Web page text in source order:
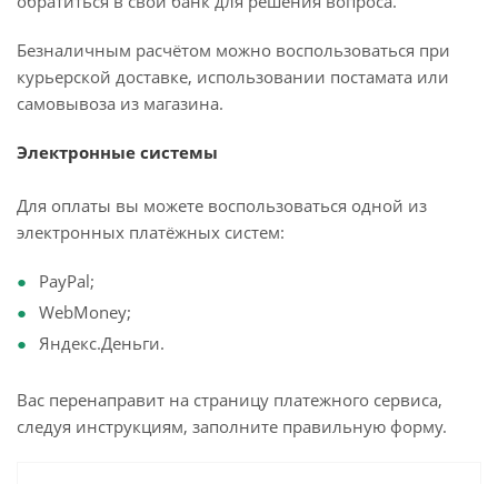
Безналичным расчётом можно воспользоваться при
курьерской доставке, использовании постамата или
самовывоза из магазина.
Электронные системы
Для оплаты вы можете воспользоваться одной из
электронных платёжных систем:
PayPal;
WebMoney;
Яндекс.Деньги.
Вас перенаправит на страницу платежного сервиса,
следуя инструкциям, заполните правильную форму.